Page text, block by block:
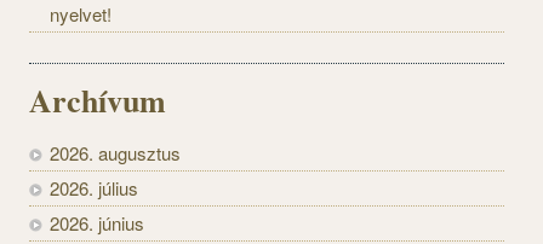
nyelvet!
Archívum
2026. augusztus
2026. július
2026. június